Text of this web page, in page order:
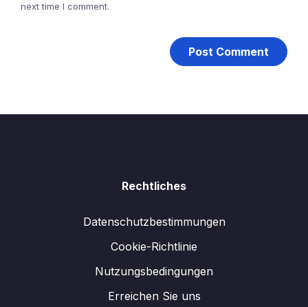
next time I comment.
Rechtliches
Datenschutzbestimmungen
Cookie-Richtlinie
Nutzungsbedingungen
Erreichen Sie uns